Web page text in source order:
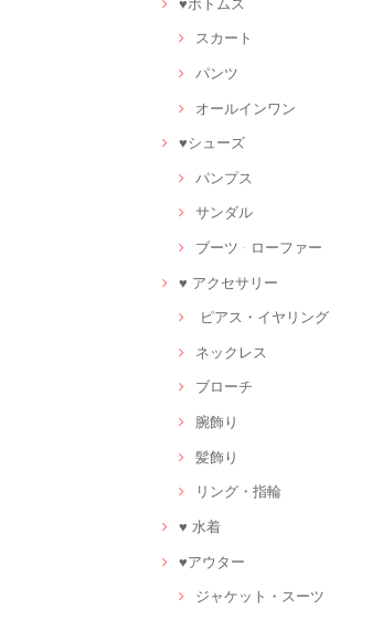
スカート
パンツ
オールインワン
♥シューズ
パンプス
サンダル
ブーツ · ローファー
♥ アクセサリー
ピアス・イヤリング
ネックレス
ブローチ
腕飾り
髪飾り
リング・指輪
♥ 水着
♥アウター
ジャケット・スーツ